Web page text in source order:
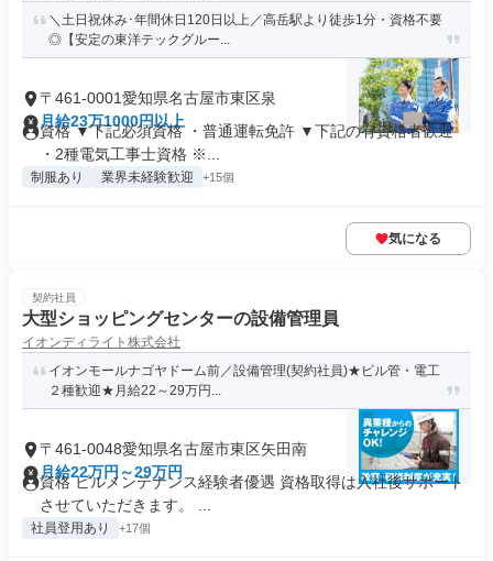
＼土日祝休み･年間休日120日以上／高岳駅より徒歩1分・資格不要
◎【安定の東洋テックグルー...
〒461-0001愛知県名古屋市東区泉
月給23万1000円以上
資格 ▼下記必須資格 ・普通運転免許 ▼下記の有資格者歓迎
・2種電気工事士資格 ※...
制服あり 業界未経験歓迎 +15個
気になる
契約社員
大型ショッピングセンターの設備管理員
イオンディライト株式会社
イオンモールナゴヤドーム前／設備管理(契約社員)★ビル管・電工
２種歓迎★月給22～29万円...
〒461-0048愛知県名古屋市東区矢田南
月給22万円～29万円
資格 ビルメンテナンス経験者優遇 資格取得は入社後サポート
させていただきます。 ...
社員登用あり +17個